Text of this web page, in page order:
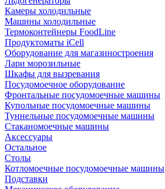
Камеры холодильные
Машины холодильные
Термоконтейнеры FoodLine
Продуктоматы iCell
Оборудование для магазиностроения
Лари морозильные
Шкафы для вызревания
Посудомоечное оборудование
Фронтальные посудомоечные машины
Купольные посудомоечные машины
Туннельные посудомоечные машины
Стаканомоечные машины
Аксессуары
Остальное
Столы
Котломоечные посудомоечные машины
Подставки